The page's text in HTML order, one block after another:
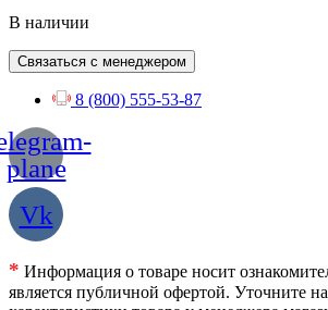
В наличии
Связаться с менеджером
8 (800) 555-53-87
plane
Vk
* Информация о товаре носит
является публичной офертой. Уточните